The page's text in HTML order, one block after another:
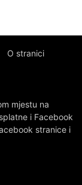
O stranici
mjestu na
i Facebook
stranice i